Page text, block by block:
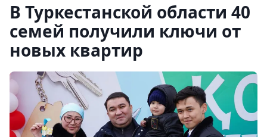
В Туркестанской области 40
семей получили ключи от
новых квартир